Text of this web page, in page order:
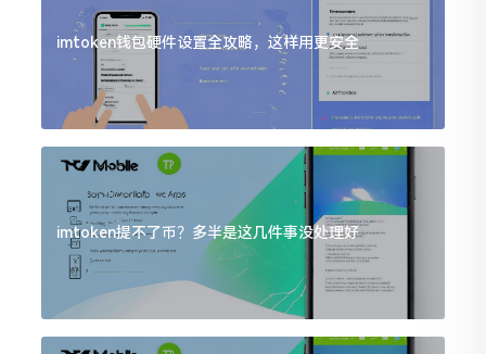
imtoken钱包硬件设置全攻略，这样用更安全
imtoken提不了币？多半是这几件事没处理好